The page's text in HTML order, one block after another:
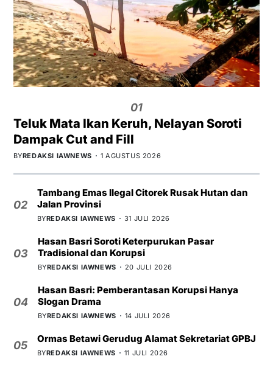
01
Teluk Mata Ikan Keruh, Nelayan Soroti
Dampak Cut and Fill
BYREDAKSI IAWNEWS 1 AGUSTUS 2026
02
Tambang Emas Ilegal Citorek Rusak Hutan dan
Jalan Provinsi
BYREDAKSI IAWNEWS 31 JULI 2026
03
Hasan Basri Soroti Keterpurukan Pasar
Tradisional dan Korupsi
BYREDAKSI IAWNEWS 20 JULI 2026
04
Hasan Basri: Pemberantasan Korupsi Hanya
Slogan Drama
BYREDAKSI IAWNEWS 14 JULI 2026
05
Ormas Betawi Gerudug Alamat Sekretariat GPBJ
BYREDAKSI IAWNEWS 11 JULI 2026